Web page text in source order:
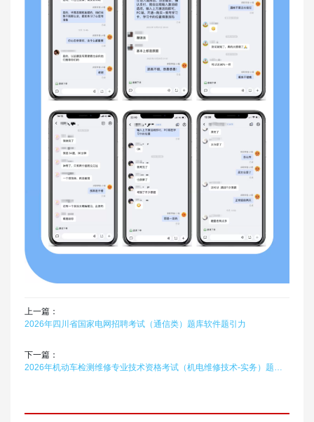
上一篇：
2026年四川省国家电网招聘考试（通信类）题库软件题引力
下一篇：
2026年机动车检测维修专业技术资格考试（机电维修技术-实务）题库软件（维修工程师）题引力